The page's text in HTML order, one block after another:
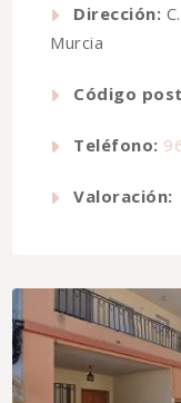
Dirección:
Murcia
Código
Teléfono:
Valoración: